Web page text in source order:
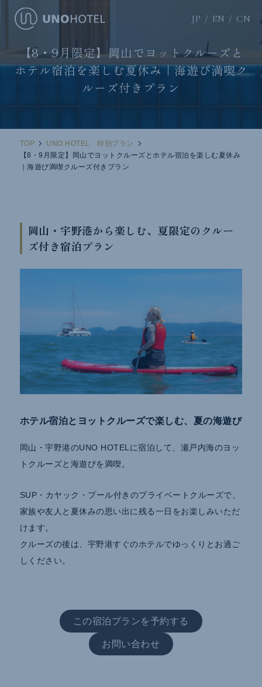
JP EN CN
【8・9月限定】岡山でヨットクルーズと
ホテル宿泊を楽しむ夏休み｜海遊び満喫ク
ルーズ付きプラン
TOP
UNO HOTEL 特別プラン
【8・9月限定】岡山でヨットクルーズとホテル宿泊を楽しむ夏休み
｜海遊び満喫クルーズ付きプラン
岡山・宇野港から楽しむ、夏限定のクルー
ズ付き宿泊プラン
ホテル宿泊とヨットクルーズで楽しむ、夏の海遊び
岡山・宇野港のUNO HOTELに宿泊して、瀬戸内海のヨッ
トクルーズと海遊びを満喫。
SUP・カヤック・プール付きのプライベートクルーズで、
家族や友人と夏休みの思い出に残る一日をお楽しみいただ
けます。
クルーズの後は、宇野港すぐのホテルでゆっくりとお過ご
しください。
この宿泊プランを予約する
お問い合わせ